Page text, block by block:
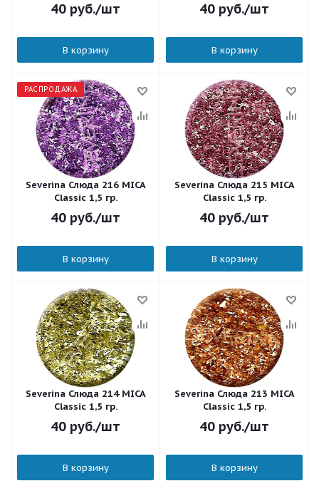
40 руб./шт
В корзину
40 руб./шт
В корзину
РАСПРОДАЖА
Severina Слюда 216 MICA
Classic 1,5 гр.
40 руб./шт
В корзину
Severina Слюда 215 MICA
Classic 1,5 гр.
40 руб./шт
В корзину
Severina Слюда 214 MICA
Classic 1,5 гр.
40 руб./шт
В корзину
Severina Слюда 213 MICA
Classic 1,5 гр.
40 руб./шт
В корзину